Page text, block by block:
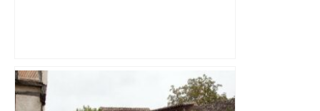
Direct. Top 14 – Perpignan – Toulouse :
l’Usap peut-elle faire chuter le